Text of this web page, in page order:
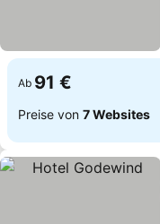
Ab 91 €
Preise von 7 Websites